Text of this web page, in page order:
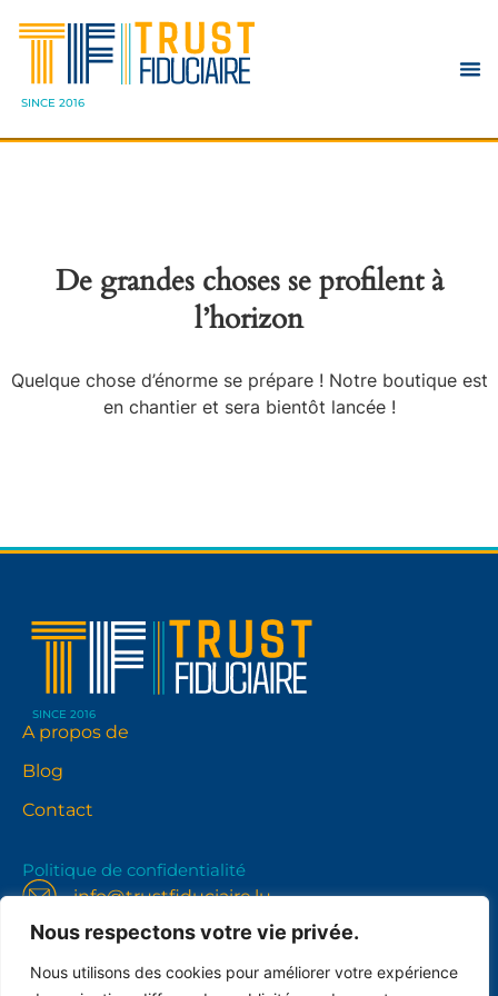
Nous respectons votre vie privée.
Nous utilisons des cookies pour améliorer votre expérience
SINCE 2016
De grandes choses se profilent à
l’horizon
Quelque chose d’énorme se prépare ! Notre boutique est
en chantier et sera bientôt lancée !
SINCE 2016
A propos de
Blog
Contact
Politique de confidentialité
info@trustfiduciaire.lu
Trust Fiduciaire S.à r.l. 15, rue Astrid L-1143,
Luxembourg